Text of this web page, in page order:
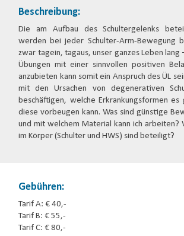
Beschreibung:
Die am Aufbau des Schultergelenks
werden bei jeder Schulter-Arm-Bewegung
zwar tagein, tagaus, unser ganzes Leben lang
Übungen mit einer sinnvollen positiven
anzubieten kann somit ein Anspruch des ÜL
mit den Ursachen von degenerativen
beschäftigen, welche Erkrankungsformen
diese vorbeugen kann. Was sind günstige
und mit welchem Material kann ich arbeiten?
im Körper (Schulter und HWS) sind beteiligt?
Gebühren:
Tarif A: € 40,-
Tarif B: € 55,-
Tarif C: € 80,-